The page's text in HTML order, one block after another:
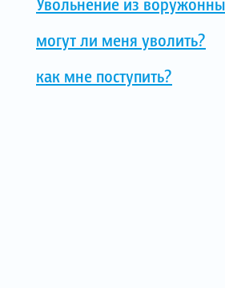
могут ли меня уволить?
как мне поступить?